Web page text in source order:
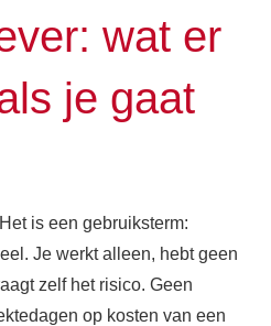
wat er
je gaat
is een gebruiksterm:
Je werkt alleen, hebt geen
zelf het risico. Geen
op kosten van een